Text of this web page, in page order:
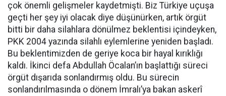
çok önemli gelişmeler kaydetmişti. Biz Türkiye uçuşa
geçti her şey iyi olacak diye düşünürken, artık örgüt
bitti bir daha silahlara dönülmez beklentisi içindeyken,
PKK 2004 yazında silahlı eylemlerine yeniden başladı.
Bu beklentimizden de geriye koca bir hayal kırıklığı
kaldı. İkinci defa Abdullah Öcalan’ın başlattığı süreci
örgüt dışarıda sonlandırmış oldu. Bu sürecin
sonlandırılmasında o dönem İmralı’ya bakan askerî